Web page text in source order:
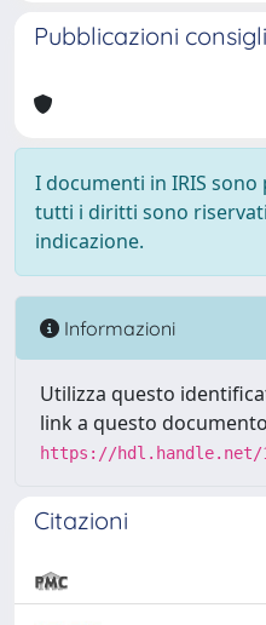
Pubblicazioni
I documenti in IRIS
tutti i diritti sono
indicazione.
Informazioni
Utilizza questo
link a questo
https://hdl.handle.net/
Citazioni